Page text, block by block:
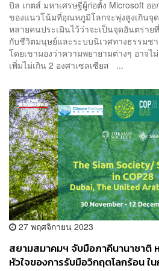
บิล เกตส์ มหาเศรษฐีผู้ก่อตั้ง Microsoft อ
ของแนวโน้มที่อุณหภูมิโลกจะพุ่งสูงเกินจุ
หลายคนประเมินไว้ว่าจะเป็นจุดอันตราย
กับชีวิตมนุษย์และระบบนิเวศทางธรรมช
โดยเขามองว่าความพยายามต่างๆ อาจ
เพิ่มไม่เกิน 2 องศาเซลเซียส ...
27 พฤศจิกายน 2023
สยามสมาคมฯ จับมือภาคีนานาชา
หัวใจของการรับมือวิกฤตโลกร้อน ใ